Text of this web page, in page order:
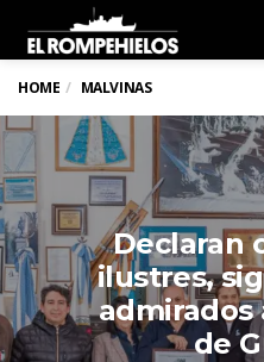
HOME MALVINAS
Declaran
ilustres,
admirados
de